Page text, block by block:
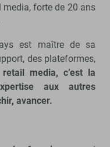
media, forte de 20 ans
est maître de sa
des plateformes,
media, c’est la
aux autres
avancer.